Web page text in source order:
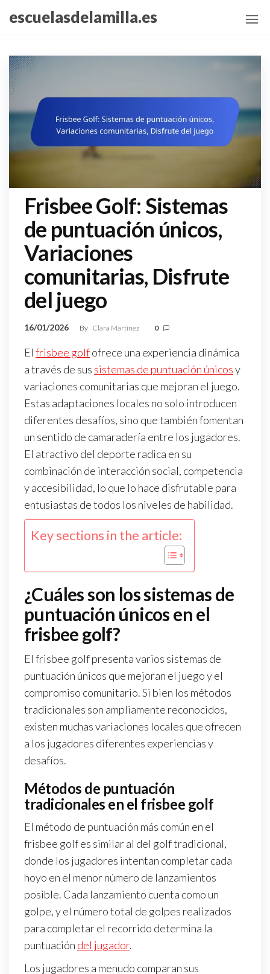
content
escuelasdelamilla.es
Frisbee Golf: Sistemas
de puntuación únicos,
Variaciones
comunitarias, Disfrute
del juego
16/01/2026 By Clara Martínez 0
El frisbee golfofrece una experiencia dinámica
a través de sus sistemas de puntuación únicosy
variaciones comunitarias que mejoran el juego.
Estas adaptaciones locales no solo introducen
diferentes desafíos, sino que también fomentan
un sentido de camaradería entre los jugadores.
El atractivo del deporte radica en su
combinación de interacción social, competencia
y accesibilidad, lo que lo hace disfrutable para
entusiastas de todos los niveles de habilidad.
Key sections in the article:
¿Cuáles son los sistemas de
puntuación únicos en el
frisbee golf?
El frisbee golf presenta varios sistemas de
puntuación únicos que mejoran el juego y el
compromiso comunitario. Si bien los métodos
tradicionales son ampliamente reconocidos,
existen muchas variaciones locales que ofrecen
a los jugadores diferentes experiencias y
desafíos.
Métodos de puntuación
tradicionales en el frisbee golf
El método de puntuación más común en el
frisbee golf es similar al del golf tradicional,
donde los jugadores intentan completar cada
hoyo en el menor número de lanzamientos
posible. Cada lanzamiento cuenta como un
golpe, y el número total de golpes realizados
para completar el recorrido determina la
puntuación del jugador.
Los jugadores a menudo comparan sus